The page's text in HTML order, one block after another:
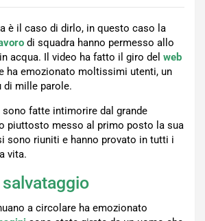
è il caso di dirlo, in questo caso la
di squadra hanno permesso allo
acqua. Il video ha fatto il giro del web
ha emozionato moltissimi utenti, un
di mille parole.
sono fatte intimorire dal grande
piuttosto messo al primo posto la sua
sono riuniti e hanno provato in tutti i
vita.
a circolare ha emozionato